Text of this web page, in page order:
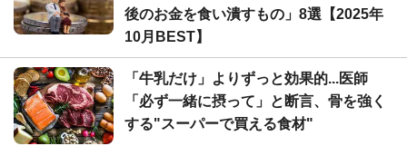
後のお金を食い潰すもの」8選【2025年
10月BEST】
「牛乳だけ」よりずっと効果的...医師
「必ず一緒に摂って」と断言、骨を強く
する"スーパーで買える食材"